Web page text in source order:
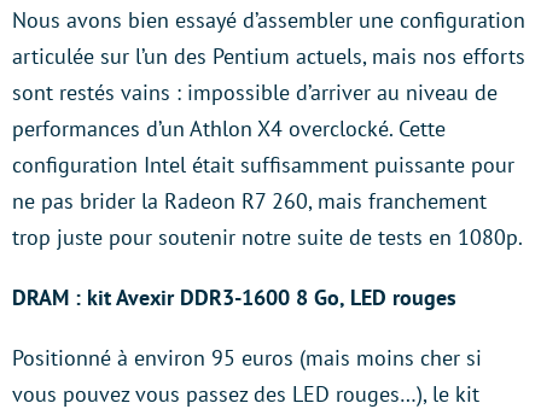
Nous avons bien essayé d’assembler une configuration
articulée sur l’un des Pentium actuels, mais nos efforts
sont restés vains : impossible d’arriver au niveau de
performances d’un Athlon X4 overclocké. Cette
configuration Intel était suffisamment puissante pour
ne pas brider la Radeon R7 260, mais franchement
trop juste pour soutenir notre suite de tests en 1080p.
DRAM : kit Avexir DDR3-1600 8 Go, LED rouges
Positionné à environ 95 euros (mais moins cher si
vous pouvez vous passez des LED rouges…), le kit